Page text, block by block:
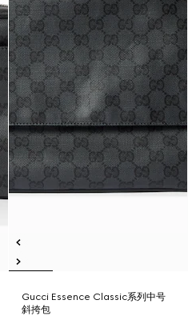
Gucci Essence Classic系列中号
斜挎包